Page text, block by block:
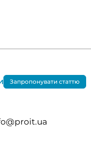
Запропонувати статтю